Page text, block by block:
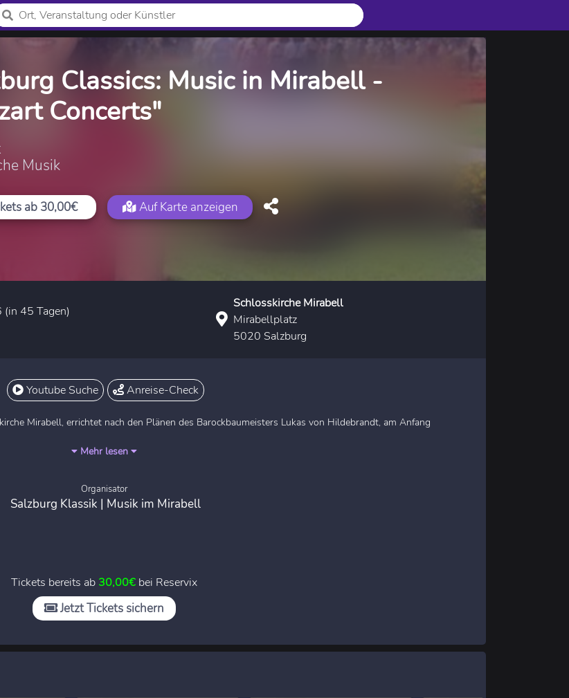
Classics: Music in Mirabell -
Concerts"
Musik
ab 30,00€ Auf Karte anzeigen
45 Tagen)
Schlosskirche Mirabell
Mirabellplatz
5020 Salzburg
Youtube Suche Anreise-Check
Mirabell, errichtet nach den Plänen des Barockbaumeisters Lukas von Hildebrandt, am Anfang
Mehr lesen
Organisator
Salzburg Klassik | Musik im Mirabell
Tickets bereits ab 30,00€bei Reservix
Jetzt Tickets sichern